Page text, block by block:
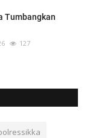
Tumbangkan
127